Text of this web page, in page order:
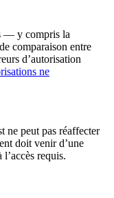
— y compris la
comparaison entre
d’autorisation
ne
ne peut pas réaffecter
doit venir d’une
requis.